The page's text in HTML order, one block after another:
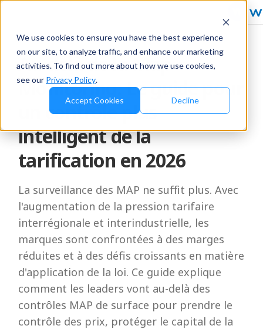
We use cookies to ensure you have the best experience
on our site, to analyze traffic, and enhance our marketing
activities. To find out more about how we use cookies,
see our Privacy Policy.
Accept Cookies Decline
EBOOK
Au-delà de la Map
Monitoring: Le guide pour
un contrôle plus
intelligent de la
tarification en 2026
La surveillance des MAP ne suffit plus. Avec
l'augmentation de la pression tarifaire
interrégionale et interindustrielle, les
marques sont confrontées à des marges
réduites et à des défis croissants en matière
d'application de la loi. Ce guide explique
comment les leaders vont au-delà des
contrôles MAP de surface pour prendre le
contrôle des prix, protéger le capital de la